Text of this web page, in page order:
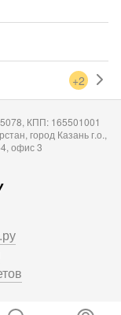
+2
КПП: 165501001
город Казань г.о.,
офис 3